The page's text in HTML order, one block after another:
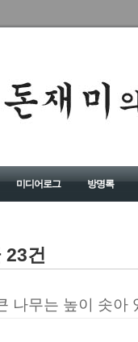
미디어로그 방명록
23건
나무는 높이 솟아